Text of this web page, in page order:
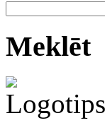
Meklēt